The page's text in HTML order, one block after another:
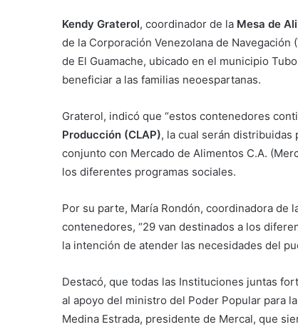
Kendy Graterol, coordinador de la Mesa de
de la Corporación Venezolana de
de El Guamache, ubicado en el municipio
beneficiar a las familias neoespartanas.
Graterol, indicó que “estos contenedores
Producción (CLAP), la cual serán distribuidas
conjunto con Mercado de Alimentos C.A.
los diferentes programas sociales.
Por su parte, María Rondón, coordinadora de
contenedores, “29 van destinados a los
la intención de atender las necesidades del
Destacó, que todas las Instituciones juntas
al apoyo del ministro del Poder Popular para
Medina Estrada, presidente de Mercal, que